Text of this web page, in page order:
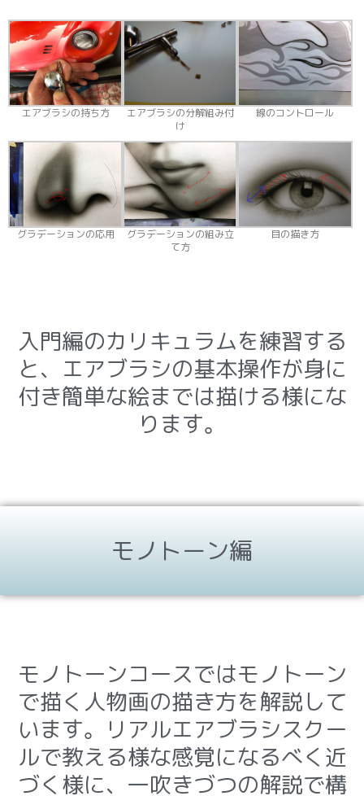
エアブラシの持ち方
エアブラシの分解組み付
け
線のコントロール
グラデーションの応用
グラデーションの組み立
て方
目の描き方
入門編のカリキュラムを練習する
と、エアブラシの基本操作が身に
付き簡単な絵までは描ける様にな
ります。
モノトーン編
モノトーンコースではモノトーン
で描く人物画の描き方を解説して
います。リアルエアブラシスクー
ルで教える様な感覚になるべく近
づく様に、一吹きづつの解説で構